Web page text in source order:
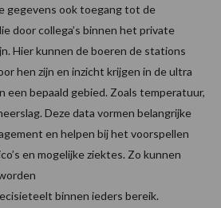
gegevens ook toegang tot de
door collega’s binnen het private
Hier kunnen de boeren de stations
hen zijn en inzicht krijgen in de ultra
een bepaald gebied. Zoals temperatuur,
Deze data vormen belangrijke
en helpen bij het voorspellen
en mogelijke ziektes. Zo kunnen
binnen ieders bereik.